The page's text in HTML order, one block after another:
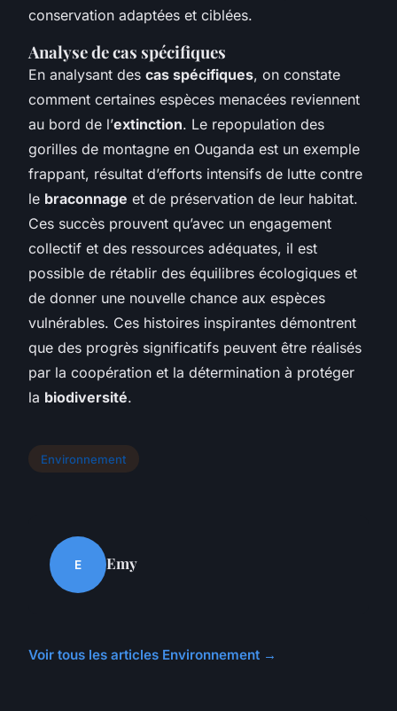
conservation adaptées et ciblées.
Analyse de cas spécifiques
En analysant des cas spécifiques, on constate
comment certaines espèces menacées reviennent
au bord de l’extinction. Le repopulation des
gorilles de montagne en Ouganda est un exemple
frappant, résultat d’efforts intensifs de lutte contre
le braconnage et de préservation de leur habitat.
Ces succès prouvent qu’avec un engagement
collectif et des ressources adéquates, il est
possible de rétablir des équilibres écologiques et
de donner une nouvelle chance aux espèces
vulnérables. Ces histoires inspirantes démontrent
que des progrès significatifs peuvent être réalisés
par la coopération et la détermination à protéger
la biodiversité.
Environnement
E Emy
Voir tous les articles Environnement →